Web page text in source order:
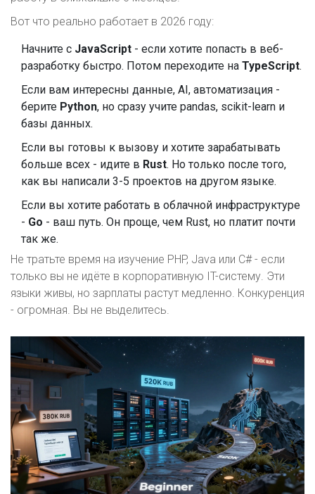
Вот что реально работает в 2026 году:
Начните с JavaScript - если хотите попасть в веб-
разработку быстро. Потом переходите на TypeScript.
Если вам интересны данные, AI, автоматизация -
берите Python, но сразу учите pandas, scikit-learn и
базы данных.
Если вы готовы к вызову и хотите зарабатывать
больше всех - идите в Rust. Но только после того,
как вы написали 3-5 проектов на другом языке.
Если вы хотите работать в облачной инфраструктуре
- Go - ваш путь. Он проще, чем Rust, но платит почти
так же.
Не тратьте время на изучение PHP, Java или C# - если
только вы не идёте в корпоративную IT-систему. Эти
языки живы, но зарплаты растут медленно. Конкуренция
- огромная. Вы не выделитесь.